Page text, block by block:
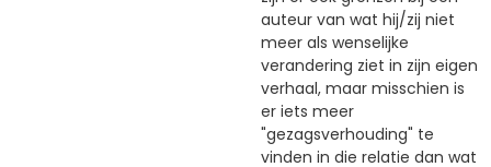
auteur van wat hij/zij niet
meer als wenselijke
verandering ziet in zijn eigen
verhaal, maar misschien is
er iets meer
"gezagsverhouding" te
vinden in die relatie dan wat